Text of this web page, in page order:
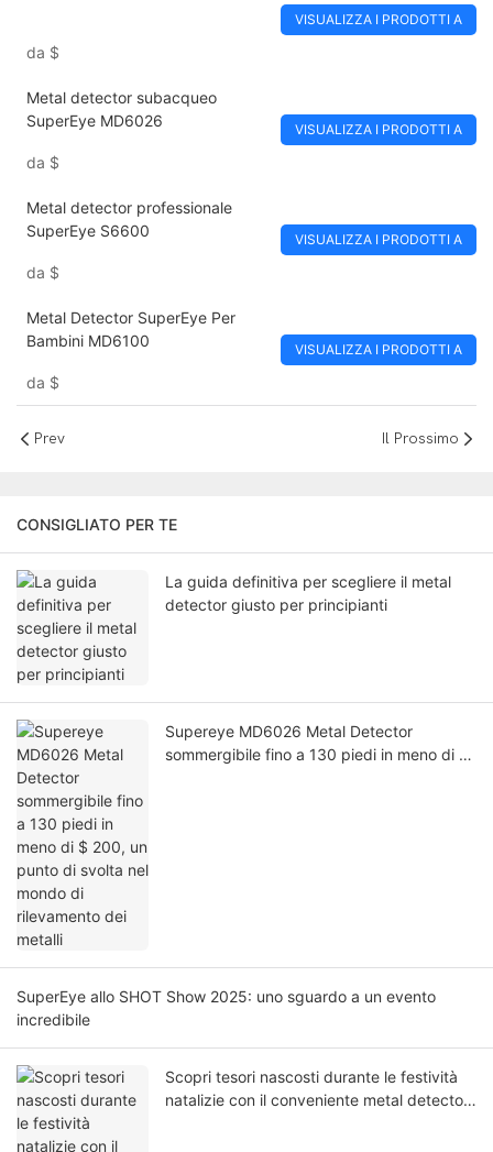
da $
VISUALIZZA I PRODOTTI A
Metal detector subacqueo
SuperEye MD6026
da $
VISUALIZZA I PRODOTTI A
Metal detector professionale
SuperEye S6600
da $
VISUALIZZA I PRODOTTI A
Metal Detector SuperEye Per
Bambini MD6100
da $
VISUALIZZA I PRODOTTI A
Prev Il Prossimo
CONSIGLIATO PER TE
La guida definitiva per scegliere il metal
detector giusto per principianti
Supereye MD6026 Metal Detector
sommergibile fino a 130 piedi in meno di $
SuperEye allo SHOT Show 2025: uno sguardo a un evento
incredibile
Scopri tesori nascosti durante le festività
natalizie con il conveniente metal detector